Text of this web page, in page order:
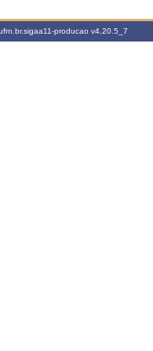
producao v4.20.5_7